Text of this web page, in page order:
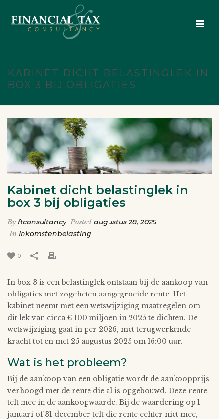
KABINET DICHT BELASTINGLEK IN
BOX 3 BIJ OBLIGATIES
Kabinet dicht belastinglek in
box 3 bij obligaties
By ftconsultancy Posted augustus 28, 2025
In Inkomstenbelasting
0
In box 3 is een belastinglek ontstaan bij de aankoop van
obligaties met zogeheten aangegroeide rente. Het
kabinet neemt met een wetswijziging maatregelen om
dit lek van circa € 100 miljoen in 2025 te dichten. De
wetswijziging gaat in per 2026, met terugwerkende
kracht tot en met 25 augustus 2025 om 16:00 uur.
Wat is het probleem?
Bij de aankoop van een obligatie wordt de aankoopprijs
verhoogd met de rente die al is opgebouwd. Deze rente
telt mee in de aankoopwaarde. Bij de waardering op 1
januari of 31 december telt die rente echter niet mee,